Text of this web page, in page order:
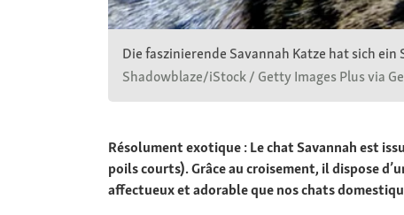
Die faszinierende Savannah Katze hat sich
Shadowblaze/iStock / Getty Images Plus via
Résolument exotique : Le chat Savannah est
poils courts). Grâce au croisement, il dispose
affectueux et adorable que nos chats